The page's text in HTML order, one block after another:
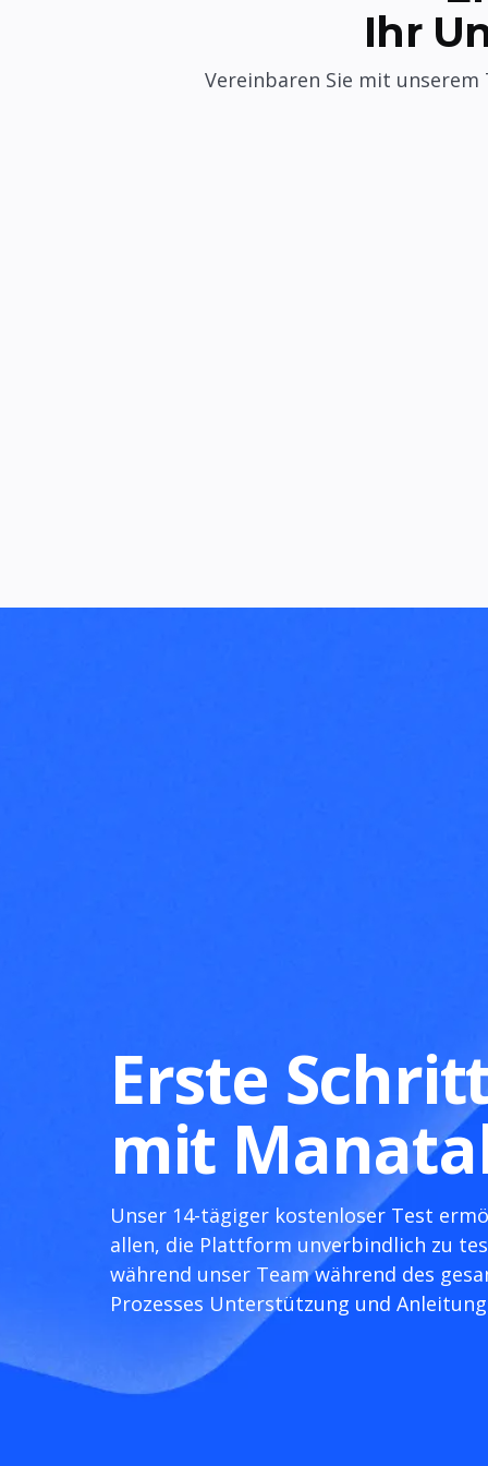
Ihr
Vereinbaren Sie mit
Erste
mit
Unser 14-tägiger kostenloser Test
allen, die Plattform unverbindlich zu
während unser Team während des
Prozesses Unterstützung und